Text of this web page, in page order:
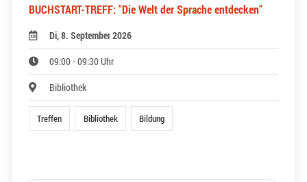
BUCHSTART-TREFF: "Die Welt der Sprache entdecken"
Di, 8. September 2026
09:00 - 09:30 Uhr
Bibliothek
Treffen Bibliothek Bildung